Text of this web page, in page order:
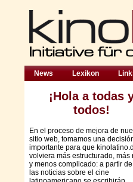
News Lexikon
¡Hola a todas
todos!
En el proceso de mejora de
sitio web, tomamos una
importante para que
volviera más estructurado, más
y menos complicado: a partir
las noticias sobre el cine